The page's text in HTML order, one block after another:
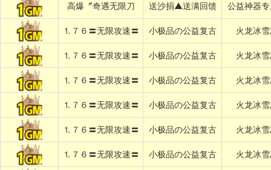
高爆〞奇遇无限刀 送沙捐▲送满回馈 公益神器
⒈７６〓无限攻速〓 小极品の公益复古 火龙冰
⒈７６〓无限攻速〓 小极品の公益复古 火龙冰
⒈７６〓无限攻速〓 小极品の公益复古 火龙冰
⒈７６〓无限攻速〓 小极品の公益复古 火龙冰
⒈７６〓无限攻速〓 小极品の公益复古 火龙冰
⒈７６〓无限攻速〓 小极品の公益复古 火龙冰